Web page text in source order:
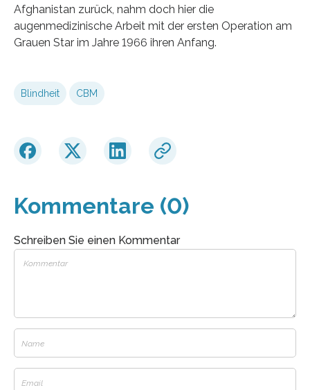
Afghanistan zurück, nahm doch hier die
augenmedizinische Arbeit mit der ersten Operation am
Grauen Star im Jahre 1966 ihren Anfang.
Blindheit CBM
Kommentare (0)
Schreiben Sie einen Kommentar